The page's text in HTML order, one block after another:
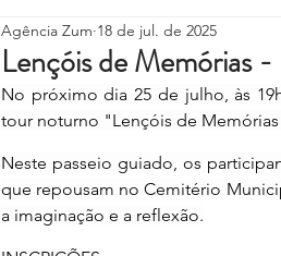
Lençóis de Memórias -
Agência Zum 18 de jul. de 2025
No próximo dia 25 de julho, às
tour noturno "Lençóis de
Neste passeio guiado, os
que repousam no Cemitério
a imaginação e a reflexão.